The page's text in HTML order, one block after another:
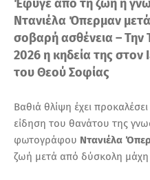
Έφυγε από τη ζωή η
Ντανιέλα Όπερμαν
σοβαρή ασθένεια – Την
2026 η κηδεία της
του Θεού Σοφίας
Βαθιά θλίψη έχει
είδηση του θανάτου της
φωτογράφου Ντανιέλα
ζωή μετά από δύσκολη